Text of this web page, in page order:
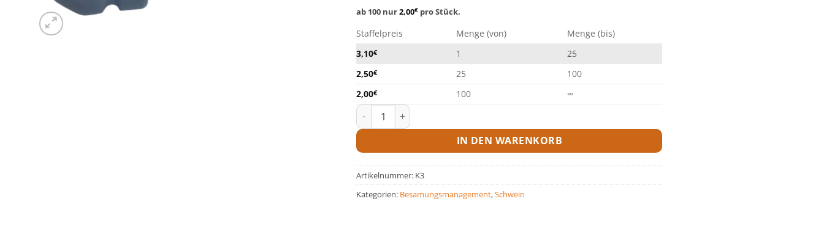
ab 100 nur2,00€ pro Stück.
Staffelpreis Menge (von)
Menge (bis)
3,10€ 1
25
2,50€ 25
100
2,00€ 100
∞
Katheter mit kl. Adapt - VE 20 Stk. Menge
IN DEN WARENKORB
Artikelnummer: K3
Kategorien: Besamungsmanagement,Schwein